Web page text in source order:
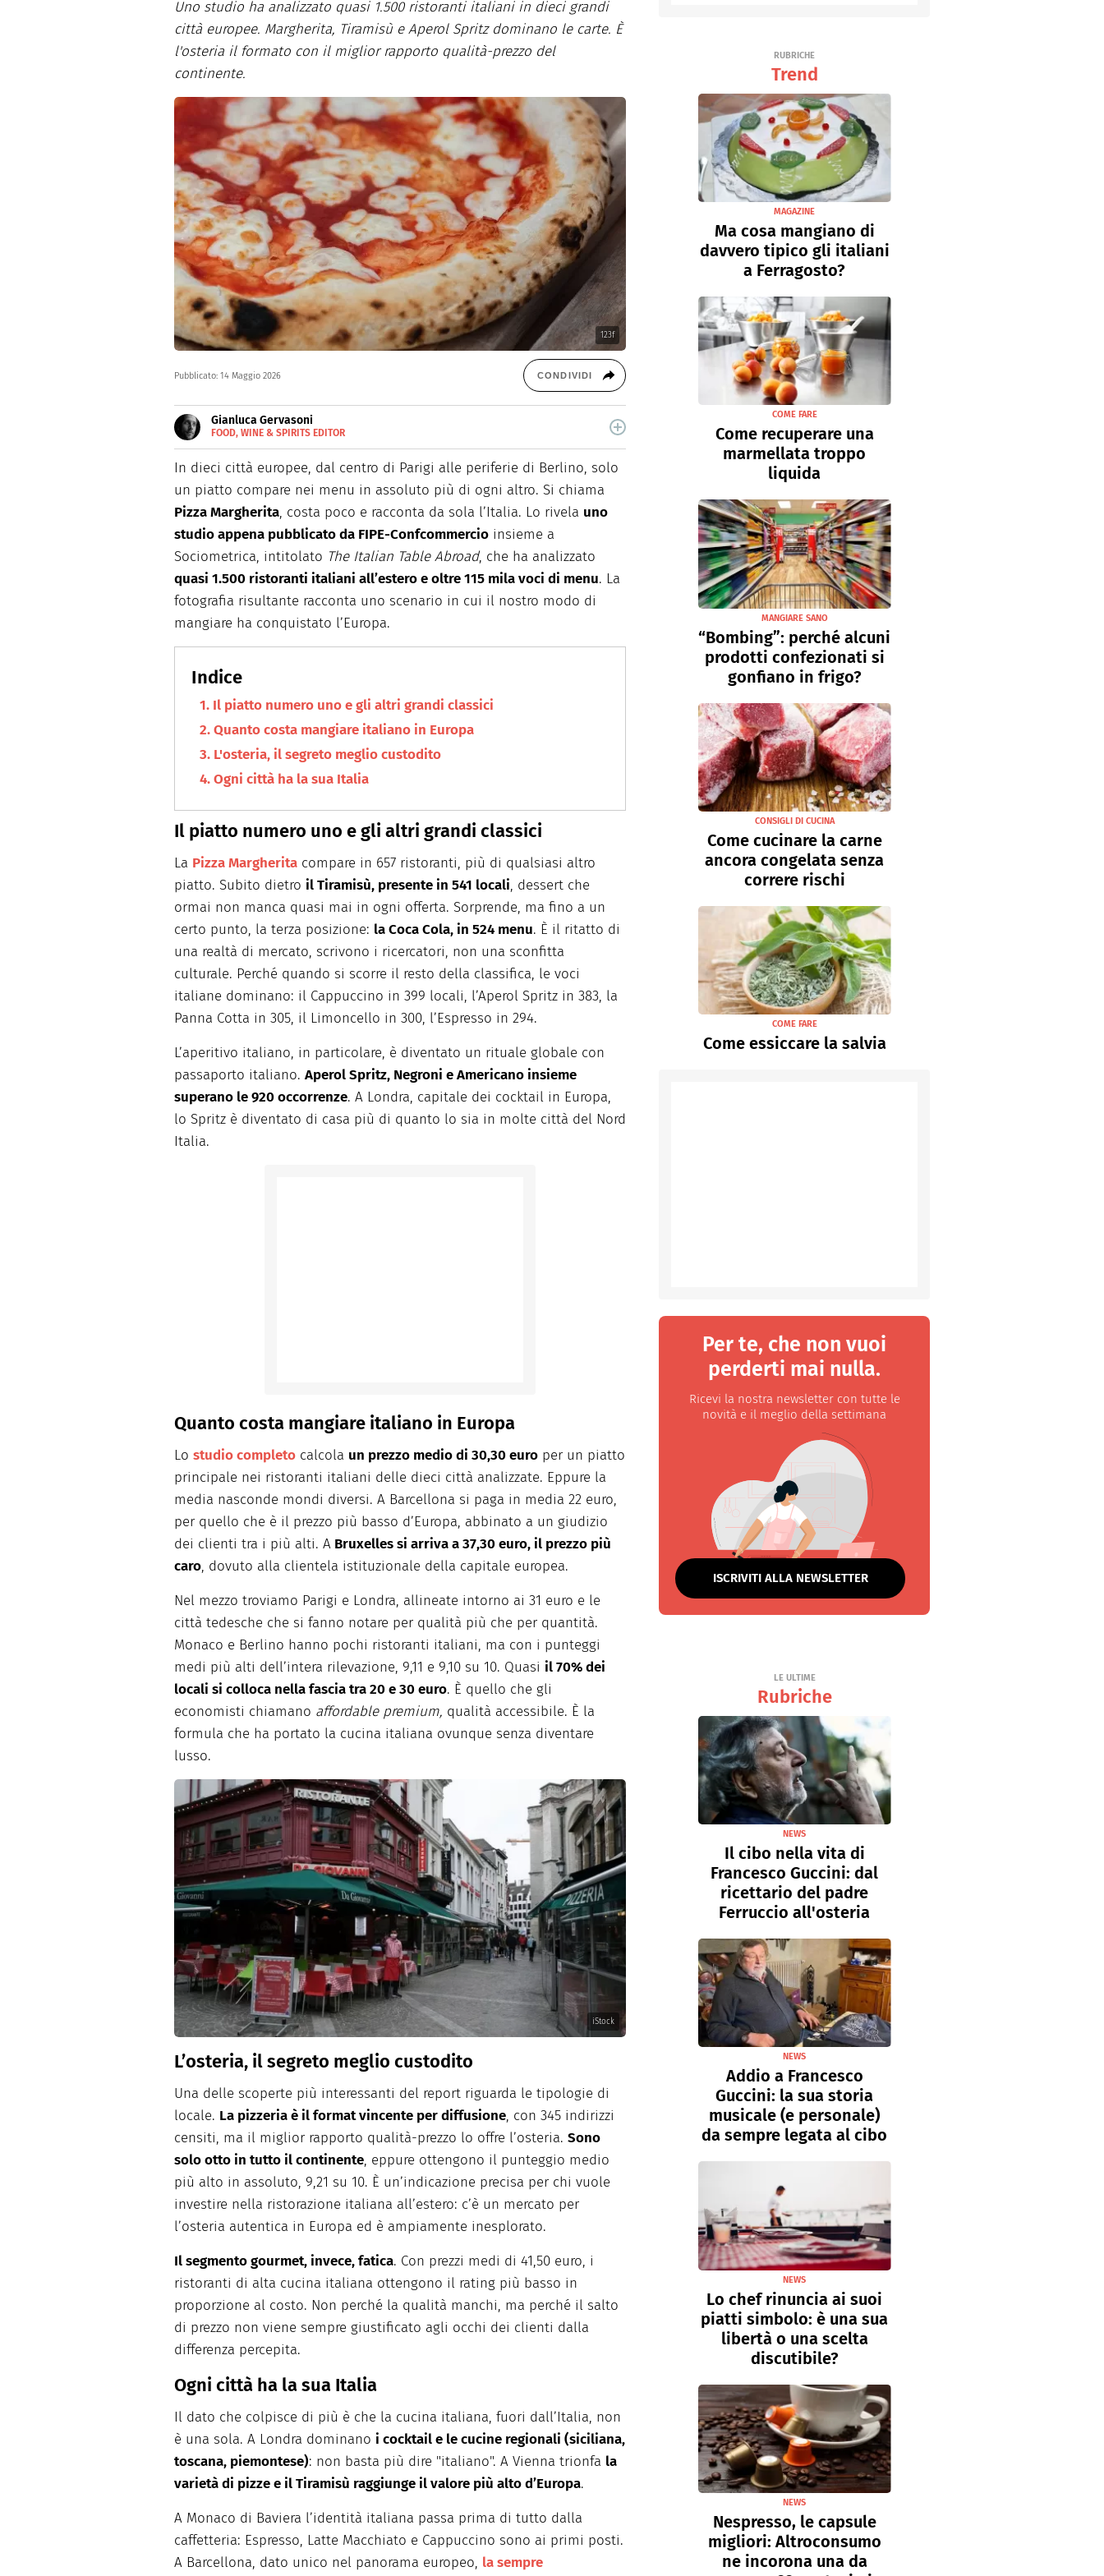
Dolci Pasqua
San Valentino
Uno studio ha analizzato quasi 1.500 ristoranti italiani in dieci grandi
città europee. Margherita, Tiramisù e Aperol Spritz dominano le carte. È
l'osteria il formato con il miglior rapporto qualità-prezzo del
continente.
123f
Pubblicato: 14 Maggio 2026 CONDIVIDI
Gianluca Gervasoni
FOOD, WINE & SPIRITS EDITOR
Scrive sul web dal 2013 e racconta storie di buon cibo, vino e spirits.
In dieci città europee, dal centro di Parigi alle periferie di Berlino, solo
un piatto compare nei menu in assoluto più di ogni altro. Si chiama
Pizza Margherita, costa poco e racconta da sola l’Italia. Lo rivela uno
studio appena pubblicato da FIPE-Confcommercio insieme a
Sociometrica, intitolato The Italian Table Abroad, che ha analizzato
quasi 1.500 ristoranti italiani all’estero e oltre 115 mila voci di menu. La
fotografia risultante racconta uno scenario in cui il nostro modo di
mangiare ha conquistato l’Europa.
Il piatto numero uno e gli altri grandi classici
Quanto costa mangiare italiano in Europa
L'osteria, il segreto meglio custodito
Ogni città ha la sua Italia
Il piatto numero uno e gli altri grandi classici
La Pizza Margherita compare in 657 ristoranti, più di qualsiasi altro
piatto. Subito dietro il Tiramisù, presente in 541 locali, dessert che
ormai non manca quasi mai in ogni offerta. Sorprende, ma fino a un
certo punto, la terza posizione: la Coca Cola, in 524 menu. È il ritatto di
una realtà di mercato, scrivono i ricercatori, non una sconfitta
culturale. Perché quando si scorre il resto della classifica, le voci
italiane dominano: il Cappuccino in 399 locali, l’Aperol Spritz in 383, la
Panna Cotta in 305, il Limoncello in 300, l’Espresso in 294.
L’aperitivo italiano, in particolare, è diventato un rituale globale con
passaporto italiano. Aperol Spritz, Negroni e Americano insieme
superano le 920 occorrenze. A Londra, capitale dei cocktail in Europa,
lo Spritz è diventato di casa più di quanto lo sia in molte città del Nord
Italia.
Quanto costa mangiare italiano in Europa
Lo studio completo calcola un prezzo medio di 30,30 euro per un piatto
principale nei ristoranti italiani delle dieci città analizzate. Eppure la
media nasconde mondi diversi. A Barcellona si paga in media 22 euro,
per quello che è il prezzo più basso d’Europa, abbinato a un giudizio
dei clienti tra i più alti. A Bruxelles si arriva a 37,30 euro, il prezzo più
caro, dovuto alla clientela istituzionale della capitale europea.
Nel mezzo troviamo Parigi e Londra, allineate intorno ai 31 euro e le
città tedesche che si fanno notare per qualità più che per quantità.
Monaco e Berlino hanno pochi ristoranti italiani, ma con i punteggi
medi più alti dell’intera rilevazione, 9,11 e 9,10 su 10. Quasi il 70% dei
locali si colloca nella fascia tra 20 e 30 euro. È quello che gli
economisti chiamano affordable premium, qualità accessibile. È la
formula che ha portato la cucina italiana ovunque senza diventare
lusso.
iStock
L’osteria, il segreto meglio custodito
Una delle scoperte più interessanti del report riguarda le tipologie di
locale. La pizzeria è il format vincente per diffusione, con 345 indirizzi
censiti, ma il miglior rapporto qualità-prezzo lo offre l’osteria. Sono
solo otto in tutto il continente, eppure ottengono il punteggio medio
più alto in assoluto, 9,21 su 10. È un’indicazione precisa per chi vuole
investire nella ristorazione italiana all’estero: c’è un mercato per
l’osteria autentica in Europa ed è ampiamente inesplorato.
Il segmento gourmet, invece, fatica. Con prezzi medi di 41,50 euro, i
ristoranti di alta cucina italiana ottengono il rating più basso in
proporzione al costo. Non perché la qualità manchi, ma perché il salto
di prezzo non viene sempre giustificato agli occhi dei clienti dalla
differenza percepita.
Ogni città ha la sua Italia
Il dato che colpisce di più è che la cucina italiana, fuori dall’Italia, non
è una sola. A Londra dominano i cocktail e le cucine regionali (siciliana,
toscana, piemontese): non basta più dire "italiano". A Vienna trionfa la
varietà di pizze e il Tiramisù raggiunge il valore più alto d’Europa.
A Monaco di Baviera l’identità italiana passa prima di tutto dalla
caffetteria: Espresso, Latte Macchiato e Cappuccino sono ai primi posti.
A Barcellona, dato unico nel panorama europeo, la sempre
RUBRICHE
Trend
MAGAZINE
Ma cosa mangiano di
davvero tipico gli italiani
a Ferragosto?
COME FARE
Come recuperare una
marmellata troppo
liquida
MANGIARE SANO
“Bombing”: perché alcuni
prodotti confezionati si
gonfiano in frigo?
CONSIGLI DI CUCINA
Come cucinare la carne
ancora congelata senza
correre rischi
COME FARE
Come essiccare la salvia
Per te, che non vuoi
perderti mai nulla.
Ricevi la nostra newsletter con tutte le
novità e il meglio della settimana
ISCRIVITI ALLA NEWSLETTER
LE ULTIME
Rubriche
NEWS
Il cibo nella vita di
Francesco Guccini: dal
ricettario del padre
Ferruccio all'osteria
NEWS
Addio a Francesco
Guccini: la sua storia
musicale (e personale)
da sempre legata al cibo
NEWS
Lo chef rinuncia ai suoi
piatti simbolo: è una sua
libertà o una scelta
discutibile?
NEWS
Nespresso, le capsule
migliori: Altroconsumo
ne incorona una da